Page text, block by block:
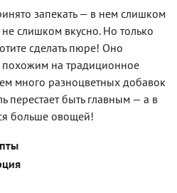
запекать — в нем слишком
слишком вкусно. Но только
сделать пюре! Оно
похожим на традиционное
много разноцветных добавок
перестает быть главным — а в
больше овощей!